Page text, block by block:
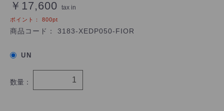
￥17,600 tax in
ポイント： 800pt
商品コード： 3183-XEDP050-FIOR
UN
数量：